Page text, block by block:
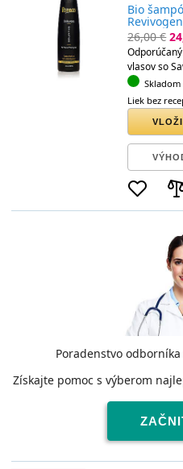
Bio
26,00 €
vlasov so
Skladom
Liek bez
Poradenstvo
Získajte pomoc s výberom